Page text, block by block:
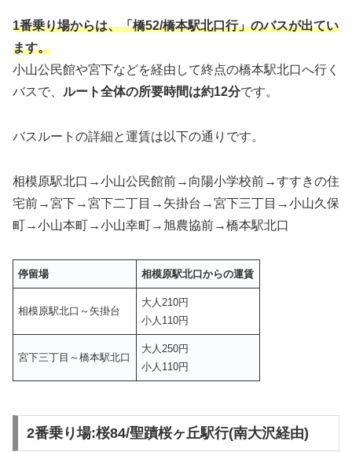
1番乗り場からは、「橋52/橋本駅北口行」のバスが出てい
ます。
小山公民館や宮下などを経由して終点の橋本駅北口へ行く
バスで、 ルート全体の所要時間は約12分です。
バスルートの詳細と運賃は以下の通りです。
相模原駅北口→小山公民館前→向陽小学校前→すすきの住
宅前→宮下→宮下二丁目→矢掛台→宮下三丁目→小山久保
町→小山本町→小山幸町→旭農協前→橋本駅北口
停留場 相模原駅北口からの運賃
相模原駅北口～矢掛台
大人210円
小人110円
宮下三丁目～橋本駅北口
大人250円
小人110円
2番乗り場:桜84/聖蹟桜ヶ丘駅行(南大沢経由)